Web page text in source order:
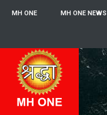
MH ONE MH ONE NEWS